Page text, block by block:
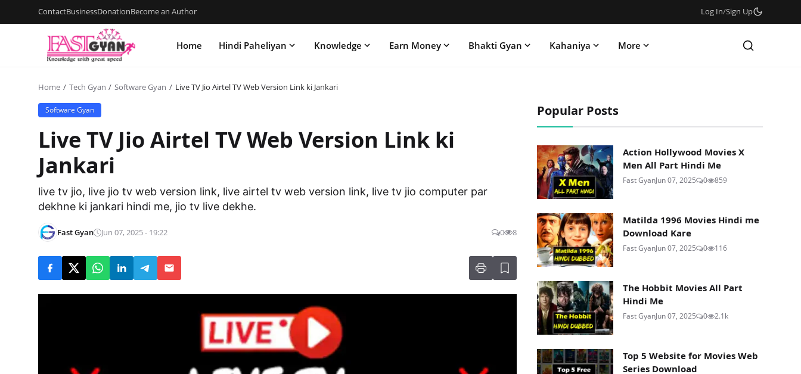
ContactBusinessDonationBecome an Author Log In/Sign Up
Home Hindi Paheliyan Knowledge Earn Money Bhakti Gyan Kahaniya More
Home Tech Gyan Software Gyan Live TV Jio Airtel TV Web Version Link ki Jankari
Software Gyan
Live TV Jio Airtel TV Web Version Link ki
Jankari
live tv jio, live jio tv web version link, live airtel tv web version link, live tv jio computer par
dekhne ki jankari hindi me, jio tv live dekhe.
Fast Gyan Jun 07, 2025 - 19:22 0 8
Popular Posts
Action Hollywood Movies X
Men All Part Hindi Me
Fast GyanJun 07, 2025 0 859
Matilda 1996 Movies Hindi me
Download Kare
Fast GyanJun 07, 2025 0 116
The Hobbit Movies All Part
Hindi Me
Fast GyanJun 07, 2025 0 2.1k
Top 5 Website for Movies Web
Series Download